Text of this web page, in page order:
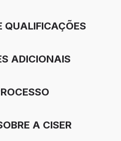
QUALIFICAÇÕES
ADICIONAIS
A CISER